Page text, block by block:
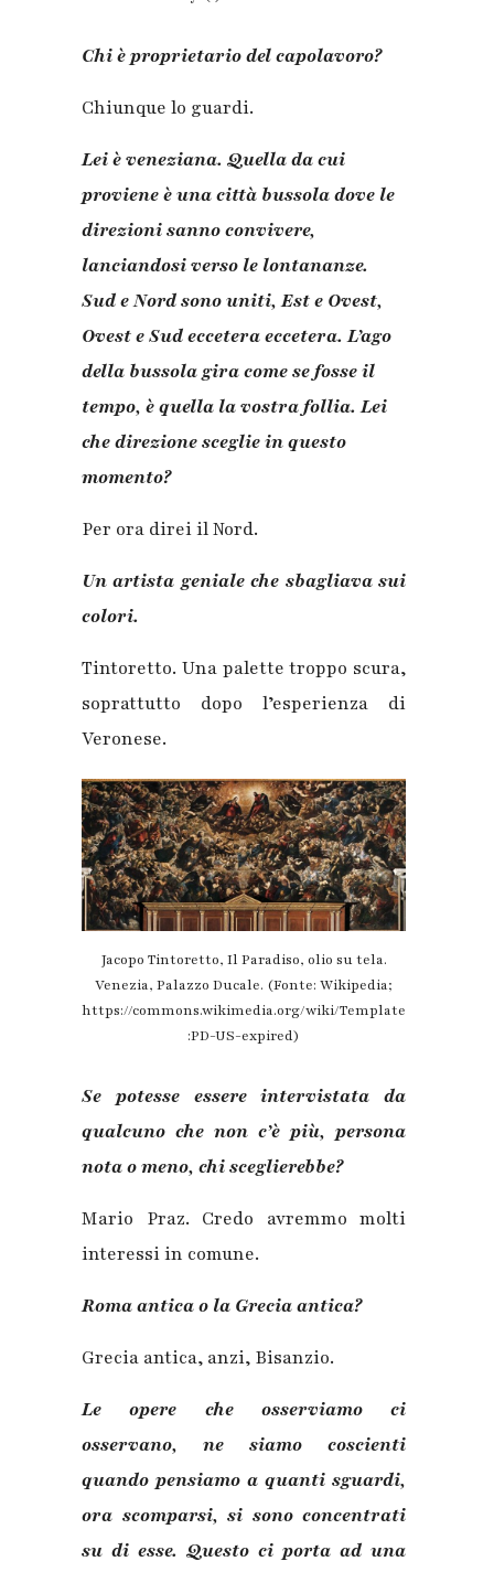
Chi è proprietario del capolavoro?
Chiunque lo guardi.
Lei è veneziana. Quella da cui
proviene è una città bussola dove le
direzioni sanno convivere,
lanciandosi verso le lontananze.
Sud e Nord sono uniti, Est e Ovest,
Ovest e Sud eccetera eccetera. L’ago
della bussola gira come se fosse il
tempo, è quella la vostra follia. Lei
che direzione sceglie in questo
momento?
Per ora direi il Nord.
Un artista geniale che sbagliava sui
colori.
Tintoretto. Una palette troppo scura,
soprattutto dopo l’esperienza di
Veronese.
Jacopo Tintoretto, Il Paradiso, olio su tela.
Venezia, Palazzo Ducale. (Fonte: Wikipedia;
https://commons.wikimedia.org/wiki/Template
:PD-US-expired)
Se potesse essere intervistata da
qualcuno che non c’è più, persona
nota o meno, chi sceglierebbe?
Mario Praz. Credo avremmo molti
interessi in comune.
Roma antica o la Grecia antica?
Grecia antica, anzi, Bisanzio.
Le opere che osserviamo ci
osservano, ne siamo coscienti
quando pensiamo a quanti sguardi,
ora scomparsi, si sono concentrati
su di esse. Questo ci porta ad una